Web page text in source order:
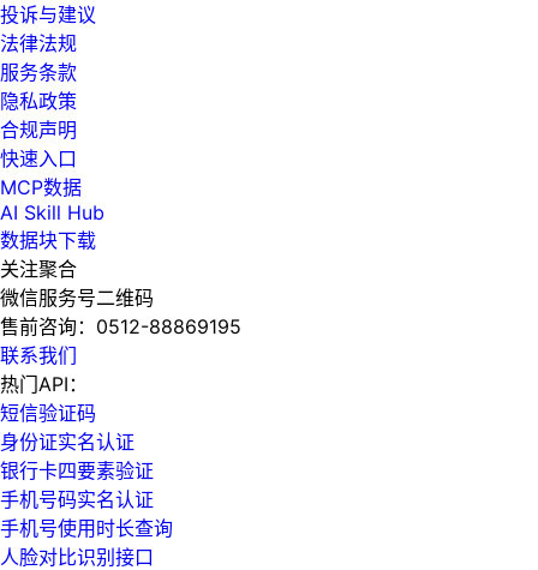
投诉与建议
法律法规
服务条款
隐私政策
合规声明
快速入口
MCP数据
AI Skill Hub
数据块下载
关注聚合
微信服务号二维码
售前咨询： 0512-88869195
联系我们
热门API：
短信验证码
身份证实名认证
银行卡四要素验证
手机号码实名认证
手机号使用时长查询
人脸对比识别接口